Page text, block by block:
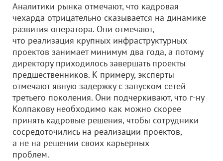
Аналитики рынка отмечают, что кадровая
чехарда отрицательно сказывается на динамике
развития оператора. Они отмечают,
что реализация крупных инфраструктурных
проектов занимает минимум два года, а потому
директору приходилось завершать проекты
предшественников. К примеру, эксперты
отмечают явную задержку с запуском сетей
третьего поколения. Они подчеркивают, что г-ну
Колпакову необходимо как можно скорее
принять кадровые решения, чтобы сотрудники
сосредоточились на реализации проектов,
а не на решении своих карьерных
проблем.